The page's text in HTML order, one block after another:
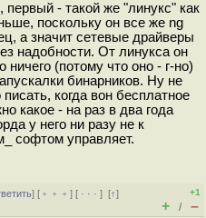
первый - такой же "линукс" как
поскольку он все же ng
а значит сетевые драйверы
надобности. От линукса он
ничего (потому что оно - г-но)
бинарников. Ну не
когда вон бесплатное
какое - на раз в два года
у него ни разу не к
софтом управляет.
] [ ﹢﹢﹢] [ · · ·][↑]
+1
+ / –